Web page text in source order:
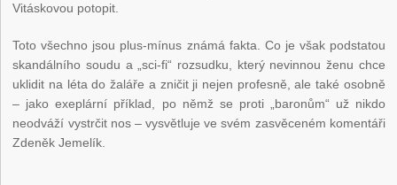
Vitáskovou potopit.
Toto všechno jsou plus-mínus známá fakta. Co je však podstatou
skandálního soudu a „sci-fi“ rozsudku, který nevinnou ženu chce
uklidit na léta do žaláře a zničit ji nejen profesně, ale také osobně
– jako exeplární příklad, po němž se proti „baronům“ už nikdo
neodváží vystrčit nos – vysvětluje ve svém zasvěceném komentáři
Zdeněk Jemelík.